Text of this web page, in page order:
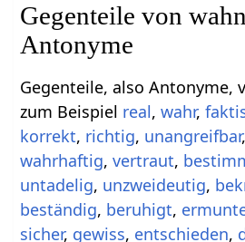
Gegenteile von
Antonyme
Gegenteile, also Antonyme,
zum Beispiel real,wahr,
korrekt, richtig, unangreifbar
wahrhaftig,vertraut,
untadelig, unzweideutig,
beständig, beruhigt,
sicher, gewiss, entschieden,